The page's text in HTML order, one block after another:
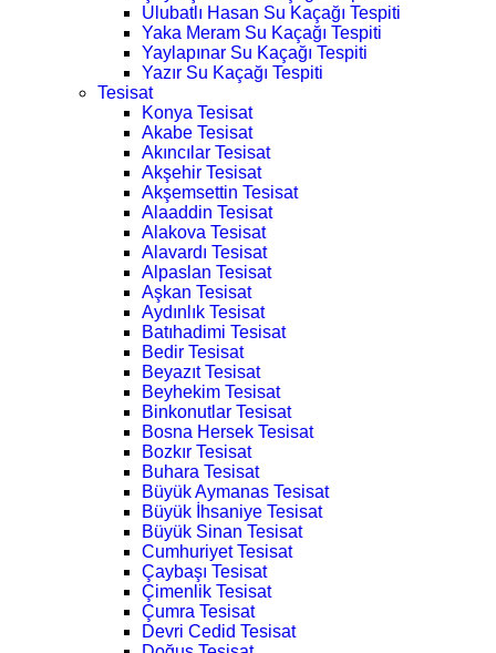
Ulubatlı Hasan Su Kaçağı Tespiti
Yaka Meram Su Kaçağı Tespiti
Yaylapınar Su Kaçağı Tespiti
Yazır Su Kaçağı Tespiti
Tesisat
Konya Tesisat
Akabe Tesisat
Akıncılar Tesisat
Akşehir Tesisat
Akşemsettin Tesisat
Alaaddin Tesisat
Alakova Tesisat
Alavardı Tesisat
Alpaslan Tesisat
Aşkan Tesisat
Aydınlık Tesisat
Batıhadimi Tesisat
Bedir Tesisat
Beyazıt Tesisat
Beyhekim Tesisat
Binkonutlar Tesisat
Bosna Hersek Tesisat
Bozkır Tesisat
Buhara Tesisat
Büyük Aymanas Tesisat
Büyük İhsaniye Tesisat
Büyük Sinan Tesisat
Cumhuriyet Tesisat
Çaybaşı Tesisat
Çimenlik Tesisat
Çumra Tesisat
Devri Cedid Tesisat